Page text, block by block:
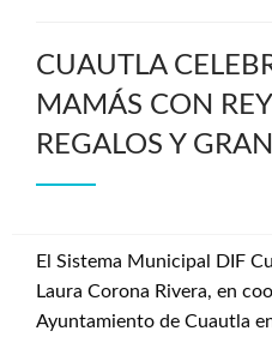
CUAUTLA
MAMÁS CON
REGALOS Y
El Sistema Municipal DIF
Laura Corona Rivera, en
Ayuntamiento de Cuautla